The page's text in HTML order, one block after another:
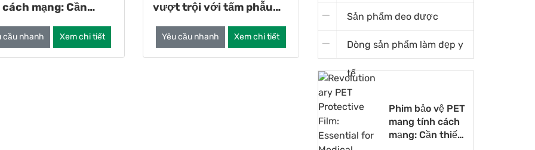
mạng: Cần
cầu nhanh Xem chi tiết
vượt trội với tấm phẫu
cấp của chúng tôi
Yêu cầu nhanh Xem chi tiết
Sản phẩm đeo được
Dòng sản phẩm làm đẹp y
tế
Phim bảo vệ PET
mang tính cách
mạng: Cần thiết